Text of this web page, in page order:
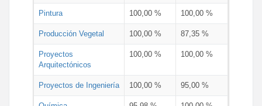
Pintura 100,00 % 100,00 %
Producción Vegetal 100,00 % 87,35 %
Proyectos
Arquitectónicos
100,00 % 100,00 %
Proyectos de Ingeniería 100,00 % 95,00 %